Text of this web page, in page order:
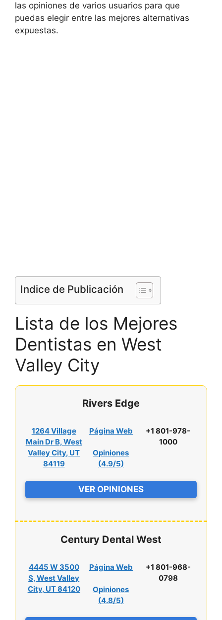
las opiniones de varios usuarios para que
puedas elegir entre las mejores alternativas
expuestas.
Indice de Publicación
Lista de los Mejores
Dentistas en West
Valley City
Rivers Edge
1264 Village
Main Dr B, West
Valley City, UT
84119
Página Web
Opiniones
(4.9/5)
+1 801-978-
1000
VER OPINIONES
Century Dental West
4445 W 3500
S, West Valley
City, UT 84120
Página Web
Opiniones
(4.8/5)
+1 801-968-
0798